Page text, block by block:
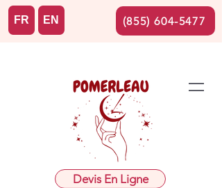
Devis En Ligne
FR EN (855) 604-5477